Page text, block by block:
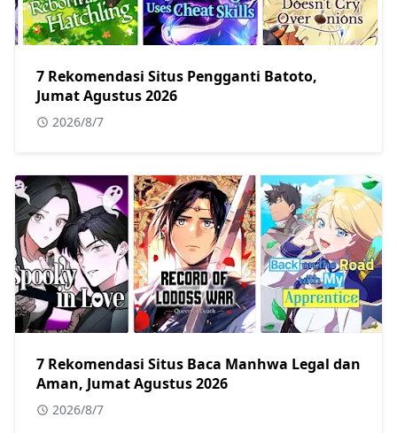
7 Rekomendasi Situs Pengganti Batoto,
Jumat Agustus 2026
2026/8/7
7 Rekomendasi Situs Baca Manhwa Legal dan
Aman, Jumat Agustus 2026
2026/8/7